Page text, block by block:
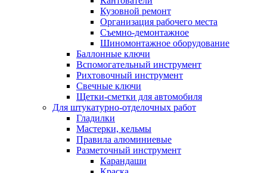
Кузовной ремонт
Организация рабочего места
Съемно-демонтажное
Шиномонтажное оборудование
Баллонные ключи
Вспомогательный инструмент
Рихтовочный инструмент
Свечные ключи
Щетки-сметки для автомобиля
Для штукатурно-отделочных работ
Гладилки
Мастерки, кельмы
Правила алюминиевые
Разметочный инструмент
Карандаши